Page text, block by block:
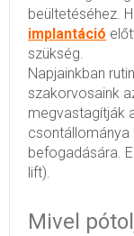
beültetéséhez.
implantáció
szükség.
Napjainkban
szakorvosaink
megvastagítják
csontállománya
befogadására.
lift).
Mivel